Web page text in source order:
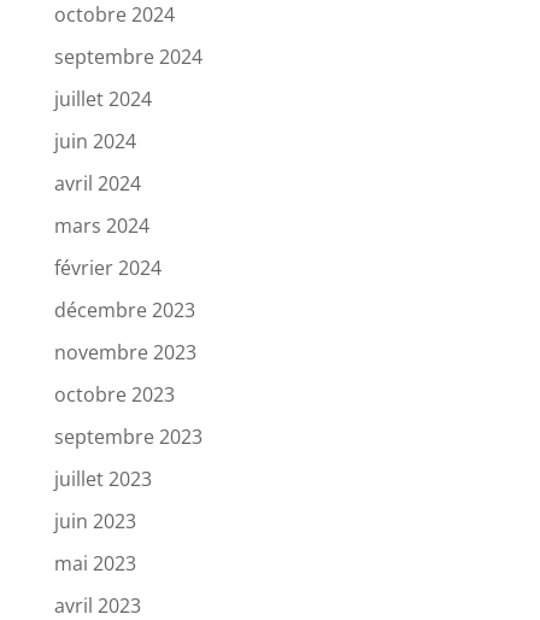
octobre 2024
septembre 2024
juillet 2024
juin 2024
avril 2024
mars 2024
février 2024
décembre 2023
novembre 2023
octobre 2023
septembre 2023
juillet 2023
juin 2023
mai 2023
avril 2023